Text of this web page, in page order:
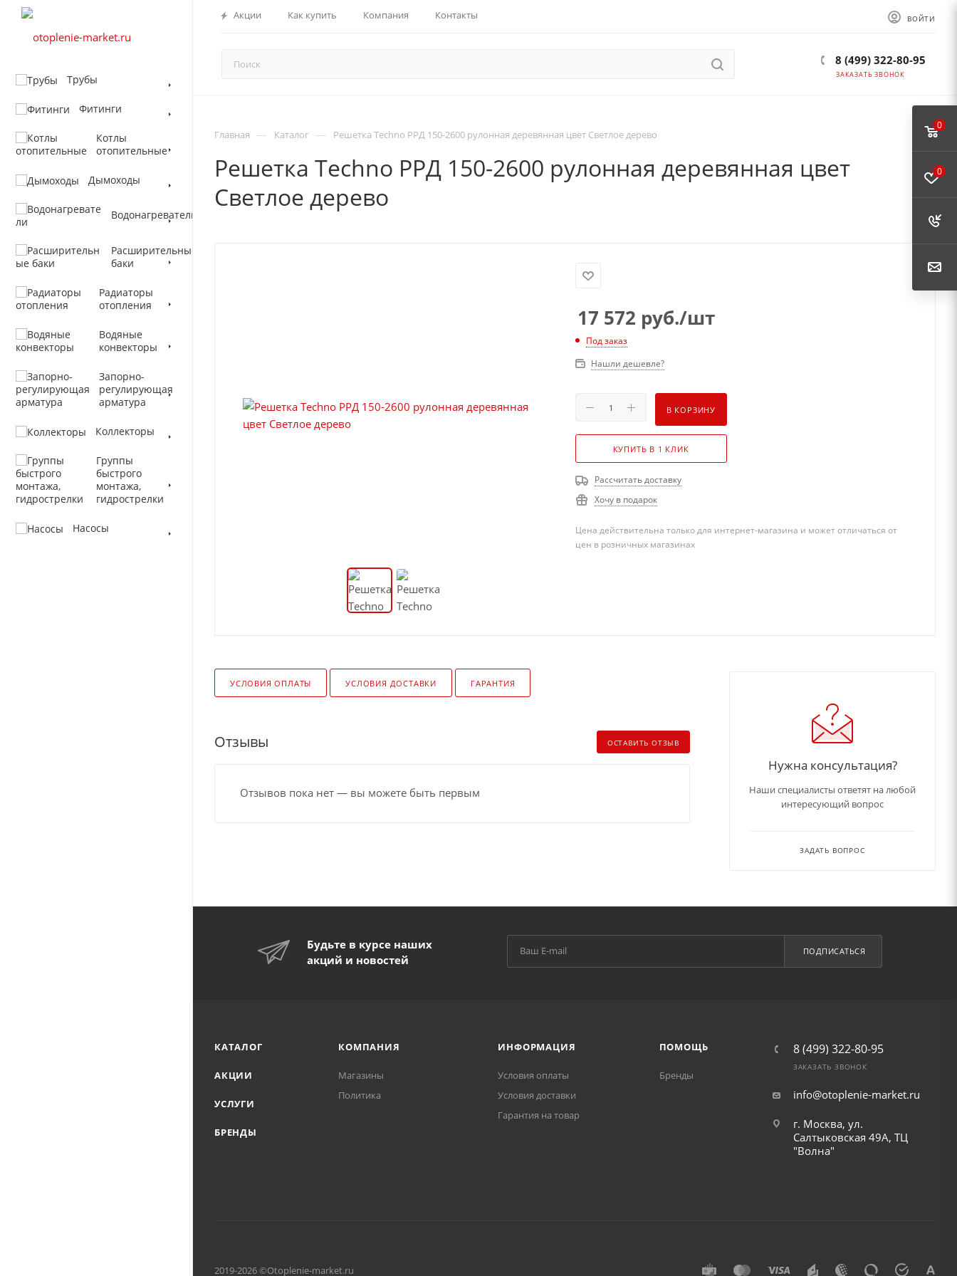
Акции Как купить Компания Контакты ВОЙТИ
8 (499) 322-80-95
ЗАКАЗАТЬ ЗВОНОК
Трубы
Фитинги
Котлы
отопительные
Дымоходы
Водонагреватели
Расширительные
баки
Радиаторы
отопления
Водяные
конвекторы
Запорно-
регулирующая
арматура
Коллекторы
Группы
быстрого
монтажа,
гидрострелки
Насосы
Главная — Каталог — Решетка Techno РРД 150-2600 рулонная деревянная цвет Светлое дерево
Решетка Techno РРД 150-2600 рулонная деревянная цвет
Светлое дерево
17 572 руб./шт
Под заказ
Нашли дешевле?
В КОРЗИНУ
КУПИТЬ В 1 КЛИК
Рассчитать доставку
Хочу в подарок
Цена действительна только для интернет-магазина и может отличаться от
цен в розничных магазинах
УСЛОВИЯ ОПЛАТЫ УСЛОВИЯ ДОСТАВКИ ГАРАНТИЯ
Отзывы ОСТАВИТЬ ОТЗЫВ
Отзывов пока нет — вы можете быть первым
Нужна консультация?
Наши специалисты ответят на любой
интересующий вопрос
ЗАДАТЬ ВОПРОС
Будьте в курсе наших
акций и новостей
ПОДПИСАТЬСЯ
КАТАЛОГ
АКЦИИ
УСЛУГИ
БРЕНДЫ
КОМПАНИЯ
Магазины
Политика
ИНФОРМАЦИЯ
Условия оплаты
Условия доставки
Гарантия на товар
ПОМОЩЬ
Бренды
8 (499) 322-80-95
ЗАКАЗАТЬ ЗВОНОК
info@otoplenie-market.ru
г. Москва, ул.
Салтыковская 49А, ТЦ
"Волна"
2019-2026 ©Otoplenie-market.ru
0
0